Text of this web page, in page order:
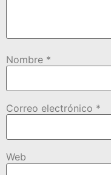
Nombre *
Correo electrónico *
Web